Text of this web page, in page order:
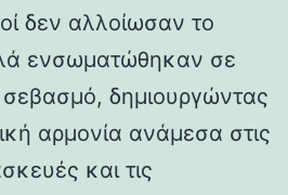
δεν αλλοίωσαν το
ενσωματώθηκαν σε
δημιουργώντας
αρμονία ανάμεσα στις
και τις